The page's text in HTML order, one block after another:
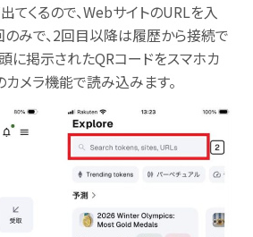
くるので、WebサイトのURLを入
のみで、2回目以降は履歴から接続で
頭に掲示されたQRコードをスマホカ
カメラ機能で読み込みます。